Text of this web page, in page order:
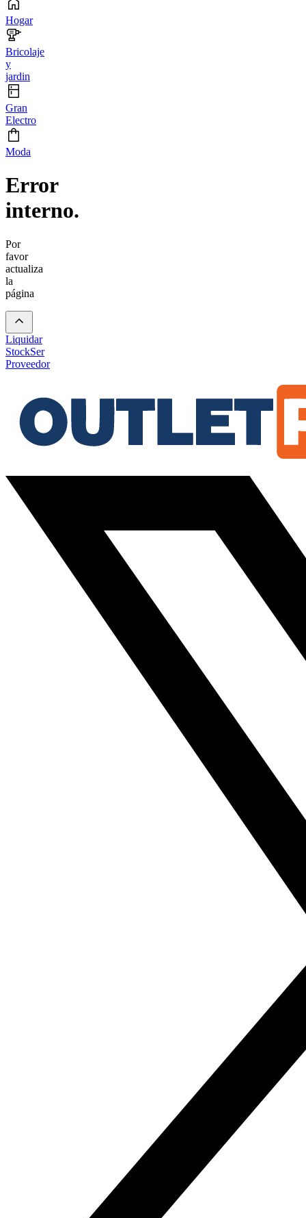
Hogar
Bricolaje
y
jardin
Gran
Electro
Moda
Error
interno.
Por
favor
actualiza
la
página
Liquidar
StockSer
Proveedor